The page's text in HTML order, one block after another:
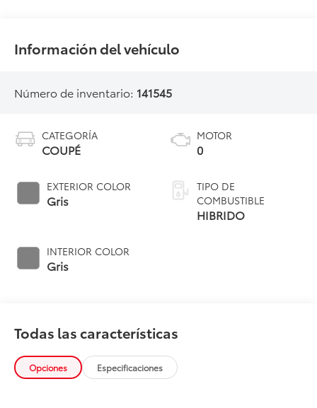
Información del vehículo
Número de inventario: 141545
CATEGORÍA
COUPÉ
EXTERIOR COLOR
Gris
INTERIOR COLOR
Gris
MOTOR
0
TIPO DE
COMBUSTIBLE
HIBRIDO
Todas las características
Opciones Especificaciones